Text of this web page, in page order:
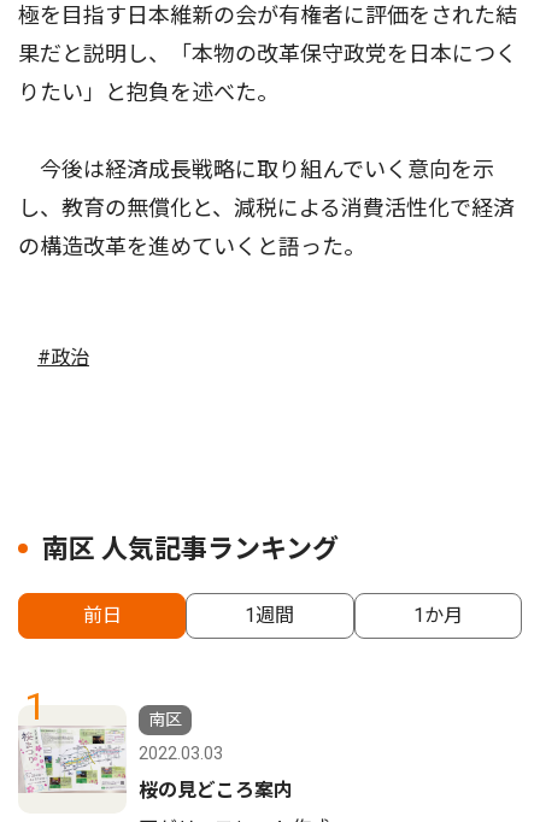
極を目指す日本維新の会が有権者に評価をされた結
果だと説明し、「本物の改革保守政党を日本につく
りたい」と抱負を述べた。
今後は経済成長戦略に取り組んでいく意向を示
し、教育の無償化と、減税による消費活性化で経済
の構造改革を進めていくと語った。
#政治
南区 人気記事ランキング
前日 1週間 1か月
1
南区
2022.03.03
桜の見どころ案内